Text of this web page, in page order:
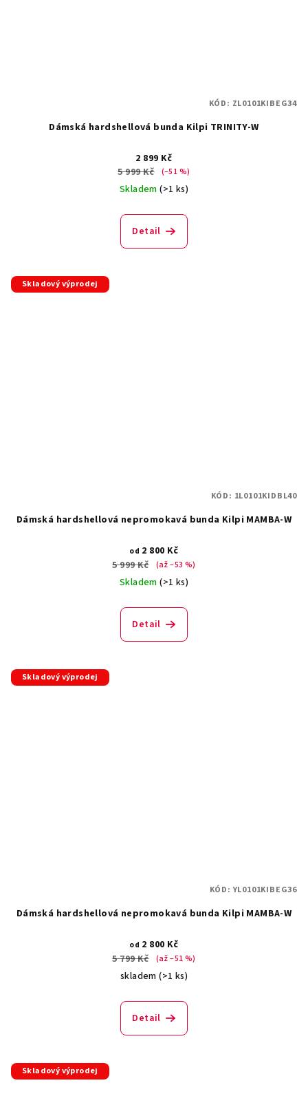
Dámská hardshellová bunda Kilpi TRINITY-W
2 899 Kč
5 999 Kč
(–51 %)
Skladem(>1 ks)
Detail
KÓD: ZL0101KIBEG34
Skladový výprodej
Dámská hardshellová nepromokavá bunda Kilpi MAMBA-W
od 2 800 Kč
5 999 Kč
(až –53 %)
Skladem(>1 ks)
Detail
KÓD: 1L0101KIDBL40
Skladový výprodej
Dámská hardshellová nepromokavá bunda Kilpi MAMBA-W
od 2 800 Kč
5 799 Kč
(až –51 %)
skladem(>1 ks)
Detail
KÓD: YL0101KIBEG36
Skladový výprodej